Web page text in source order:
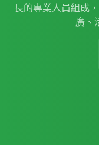
長的專業人員組成
廣、